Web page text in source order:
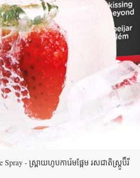
- ស្រ្ពាយហូបការ៉េមផ្អែម រសជាតិស្ត្រូប៊ឺ​រី